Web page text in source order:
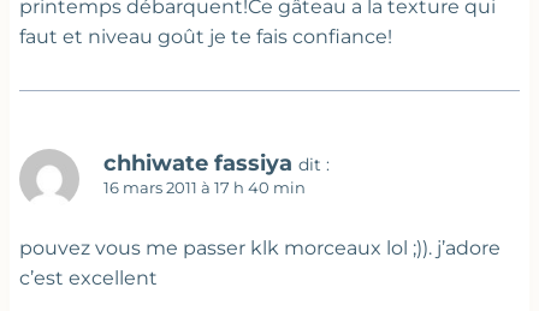
printemps débarquent!Ce gâteau a la texture qui
faut et niveau goût je te fais confiance!
chhiwate fassiya dit :
16 mars 2011 à 17 h 40 min
pouvez vous me passer klk morceaux lol ;)). j’adore
c’est excellent